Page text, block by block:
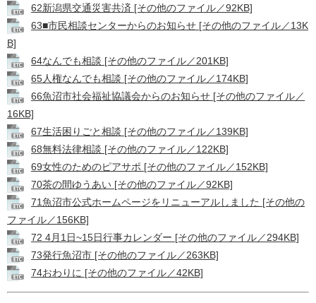
62新潟県交通災害共済 [その他のファイル／92KB]
63■市民相談センターからのお知らせ [その他のファイル／13K
B]
64なんでも相談 [その他のファイル／201KB]
65人権なんでも相談 [その他のファイル／174KB]
66魚沼市社会福祉協議会からのお知らせ [その他のファイル／
16KB]
67生活困りごと相談 [その他のファイル／139KB]
68無料法律相談 [その他のファイル／122KB]
69女性のためのピアサポ [その他のファイル／152KB]
70茶の間ゆうあい [その他のファイル／92KB]
71魚沼市公式ホームページをリニューアルしました [その他の
ファイル／156KB]
72 4月1日~15日行事カレンダー [その他のファイル／294KB]
73発行魚沼市 [その他のファイル／263KB]
74おわりに [その他のファイル／42KB]